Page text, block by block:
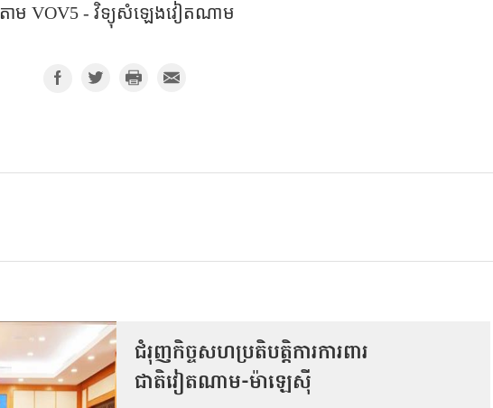
តាម VOV5 - វិទ្យុសំឡេងវៀតណាម
ជំរុញកិច្ចសហប្រតិបត្តិការការពារ
ជាតិវៀតណាម-ម៉ាឡេស៊ី